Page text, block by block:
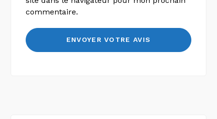
commentaire.